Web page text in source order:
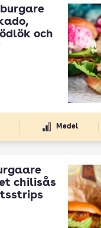
och
5
Medel
chilisås
5